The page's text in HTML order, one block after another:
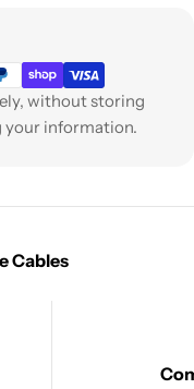
without storing
your information.
Cables